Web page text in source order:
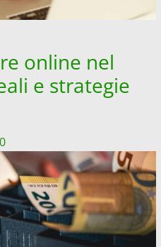
online nel
e strategie
0